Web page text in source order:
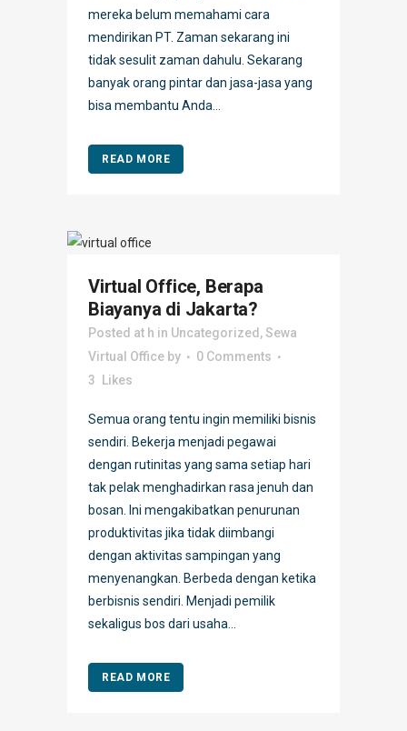
mereka belum memahami cara
mendirikan PT. Zaman sekarang ini
tidak sesulit zaman dahulu. Sekarang
banyak orang pintar dan jasa-jasa yang
bisa membantu Anda...
READ MORE
Virtual Office, Berapa
Biayanya di Jakarta?
Posted at h in Uncategorized,Sewa
Virtual Office by
0 Comments
3 Likes
Semua orang tentu ingin memiliki bisnis
sendiri. Bekerja menjadi pegawai
dengan rutinitas yang sama setiap hari
tak pelak menghadirkan rasa jenuh dan
bosan. Ini mengakibatkan penurunan
produktivitas jika tidak diimbangi
dengan aktivitas sampingan yang
menyenangkan. Berbeda dengan ketika
berbisnis sendiri. Menjadi pemilik
sekaligus bos dari usaha...
READ MORE